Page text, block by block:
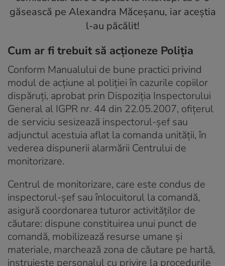
Cum ar fi trebuit să acţioneze Poliţia
Conform Manualului de bune practici privind
modul de acţiune al poliţiei în cazurile copiilor
dispăruţi, aprobat prin Dispoziţia Inspectorului
General al IGPR nr. 44 din 22.05.2007, ofiţerul
de serviciu sesizează inspectorul-şef sau
adjunctul acestuia aflat la comanda unităţii, în
vederea dispunerii alarmării Centrului de
monitorizare.
Centrul de monitorizare, care este condus de
inspectorul-şef sau înlocuitorul la comandă,
asigură coordonarea tuturor activităţilor de
căutare: dispune constituirea unui punct de
comandă, mobilizează resurse umane şi
materiale, marchează zona de căutare pe hartă,
instruieşte personalul cu privire la procedurile